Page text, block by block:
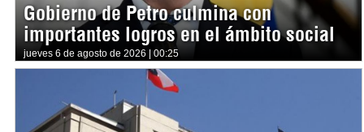
Gobierno de Petro culmina con
importantes logros en el ámbito social
jueves 6 de agosto de 2026 | 00:25